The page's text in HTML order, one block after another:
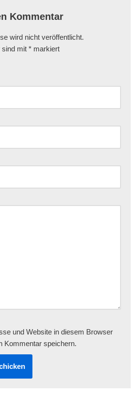
Kommentar
wird nicht veröffentlicht.
sind mit * markiert
und Website in diesem Browser
Kommentar speichern.